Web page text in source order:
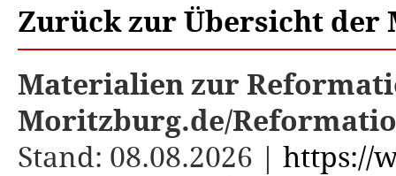
Zurück zur Übersicht der
Materialien zur
Moritzburg.de/
Stand: 08.08.2026 | https://